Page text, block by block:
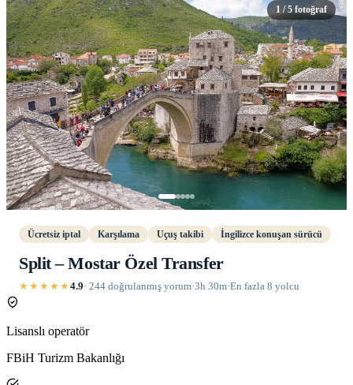
1 / 5 fotoğraf
Ücretsiz iptal Karşılama Uçuş takibi İngilizce konuşan sürücü
Split – Mostar Özel Transfer
★★★★★4.9· 244 doğrulanmış yorum·3h 30m·En fazla 8 yolcu
Lisanslı operatör
FBiH Turizm Bakanlığı